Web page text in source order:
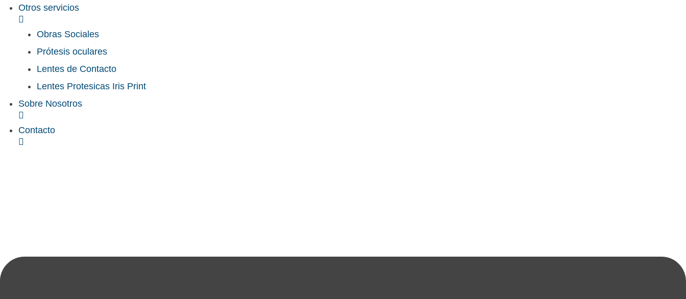
Otros servicios
Obras Sociales
Prótesis oculares
Lentes de Contacto
Lentes Protesicas Iris Print
Sobre Nosotros
Contacto